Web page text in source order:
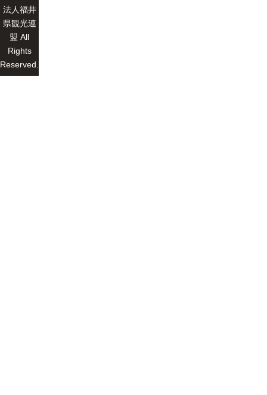
法人福井
県観光連
盟 All
Rights
Reserved.